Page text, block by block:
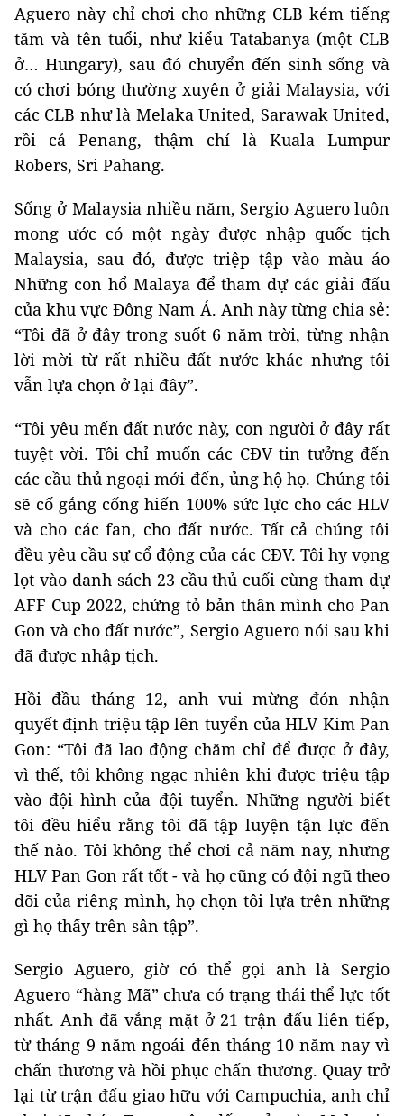
Aguero này chỉ chơi cho những CLB kém tiếng
tăm và tên tuổi, như kiểu Tatabanya (một CLB
ở… Hungary), sau đó chuyển đến sinh sống và
có chơi bóng thường xuyên ở giải Malaysia, với
các CLB như là Melaka United, Sarawak United,
rồi cả Penang, thậm chí là Kuala Lumpur
Robers, Sri Pahang.
Sống ở Malaysia nhiều năm, Sergio Aguero luôn
mong ước có một ngày được nhập quốc tịch
Malaysia, sau đó, được triệp tập vào màu áo
Những con hổ Malaya để tham dự các giải đấu
của khu vực Đông Nam Á. Anh này từng chia sẻ:
“Tôi đã ở đây trong suốt 6 năm trời, từng nhận
lời mời từ rất nhiều đất nước khác nhưng tôi
vẫn lựa chọn ở lại đây”.
“Tôi yêu mến đất nước này, con người ở đây rất
tuyệt vời. Tôi chỉ muốn các CĐV tin tưởng đến
các cầu thủ ngoại mới đến, ủng hộ họ. Chúng tôi
sẽ cố gắng cống hiến 100% sức lực cho các HLV
và cho các fan, cho đất nước. Tất cả chúng tôi
đều yêu cầu sự cổ động của các CĐV. Tôi hy vọng
lọt vào danh sách 23 cầu thủ cuối cùng tham dự
AFF Cup 2022, chứng tỏ bản thân mình cho Pan
Gon và cho đất nước”, Sergio Aguero nói sau khi
đã được nhập tịch.
Hồi đầu tháng 12, anh vui mừng đón nhận
quyết định triệu tập lên tuyển của HLV Kim Pan
Gon: “Tôi đã lao động chăm chỉ để được ở đây,
vì thế, tôi không ngạc nhiên khi được triệu tập
vào đội hình của đội tuyển. Những người biết
tôi đều hiểu rằng tôi đã tập luyện tận lực đến
thế nào. Tôi không thể chơi cả năm nay, nhưng
HLV Pan Gon rất tốt - và họ cũng có đội ngũ theo
dõi của riêng mình, họ chọn tôi lựa trên những
gì họ thấy trên sân tập”.
Sergio Aguero, giờ có thể gọi anh là Sergio
Aguero “hàng Mã” chưa có trạng thái thể lực tốt
nhất. Anh đã vắng mặt ở 21 trận đấu liên tiếp,
từ tháng 9 năm ngoái đến tháng 10 năm nay vì
chấn thương và hồi phục chấn thương. Quay trở
lại từ trận đấu giao hữu với Campuchia, anh chỉ